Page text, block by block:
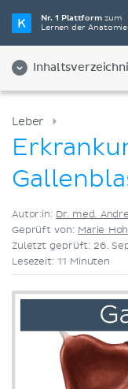
Nr. 1 Plattformzum
Lernen der Anatomie
Wähle
Videos
Leber
Autor:in: Dr. med.
Geprüft von: Marie
Zuletzt geprüft: 26.
Lesezeit: 11 Minuten